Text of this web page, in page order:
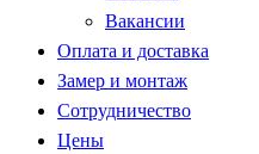
Вакансии
Оплата и доставка
Замер и монтаж
Сотрудничество
Цены